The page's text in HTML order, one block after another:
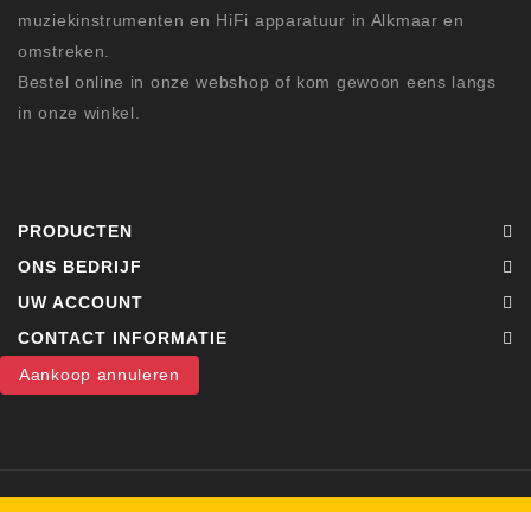
muziekinstrumenten en HiFi apparatuur in Alkmaar en
omstreken.
Bestel online in onze webshop of kom gewoon eens langs
in onze winkel.
PRODUCTEN
ONS BEDRIJF
UW ACCOUNT
CONTACT INFORMATIE
Aankoop annuleren